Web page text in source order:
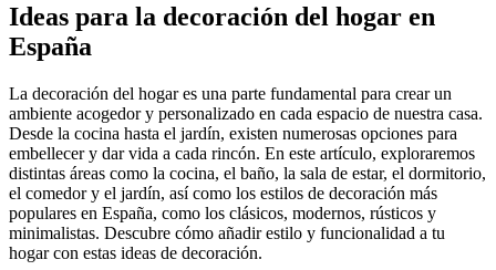
Ideas para la decoración del hogar en
España
La decoración del hogar es una parte fundamental para crear un
ambiente acogedor y personalizado en cada espacio de nuestra casa.
Desde la cocina hasta el jardín, existen numerosas opciones para
embellecer y dar vida a cada rincón. En este artículo, exploraremos
distintas áreas como la cocina, el baño, la sala de estar, el dormitorio,
el comedor y el jardín, así como los estilos de decoración más
populares en España, como los clásicos, modernos, rústicos y
minimalistas. Descubre cómo añadir estilo y funcionalidad a tu
hogar con estas ideas de decoración.